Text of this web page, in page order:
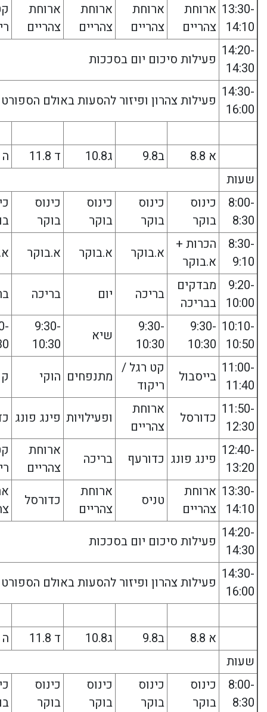
13:30-
14:10
ארוחת
צהריים
ארוחת
צהריים
ארוחת
צהריים
ארוחת
צהריים
14:20-
14:30
פעילות סיכום יום בסככות
14:30-
16:00
פעילות צהרון ופיזור להסעות באולם הספורט
א 8.8 ב9.8 ג10.8 ד 11.8
ה 12.8
שעות
8:00-
8:30
כינוס
בוקר
כינוס
בוקר
כינוס
בוקר
כינוס
בוקר
8:30-
9:10
הכרות +
א.בוקר
א.בוקר א.בוקר א.בוקר
9:20-
10:00
מבדקים
בבריכה
בריכה יום בריכה
10:10-
10:50
9:30-
10:30
9:30-
10:30
שיא
9:30-
10:30
11:00-
11:40
בייסבול
קט רגל /
ריקוד
מתנפחים הוקי
11:50-
12:30
כדורסל
ארוחת
צהריים
ופעילויות פינג פונג
12:40-
13:20
פינג פונג כדורעף בריכה
ארוחת
צהריים
13:30-
14:10
ארוחת
צהריים
טניס
ארוחת
צהריים
כדורסל
14:20-
14:30
פעילות סיכום יום בסככות
14:30-
16:00
פעילות צהרון ופיזור להסעות באולם הספורט
א 8.8 ב9.8 ג10.8 ד 11.8
ה 12.8
שעות
8:00-
8:30
כינוס
בוקר
כינוס
בוקר
כינוס
בוקר
כינוס
בוקר